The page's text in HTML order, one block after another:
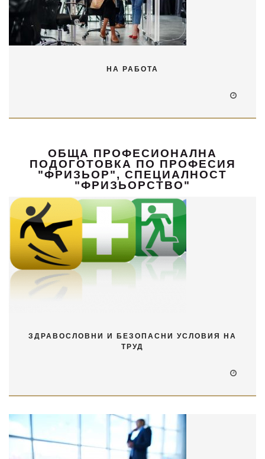
НА РАБОТА
ОБЩА ПРОФЕСИОНАЛНА
ПОДОГОТОВКА ПО ПРОФЕСИЯ
"ФРИЗЬОР", СПЕЦИАЛНОСТ
"ФРИЗЬОРСТВО"
ЗДРАВОСЛОВНИ И БЕЗОПАСНИ УСЛОВИЯ НА
ТРУД